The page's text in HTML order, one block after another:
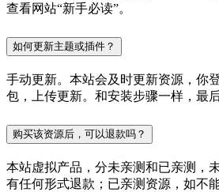
查看网站“新手必读”。
如何更新主题或插件？
手动更新。本站会及时更新资源，你
包，上传更新。和安装步骤一样，最
购买该资源后，可以退款吗？
本站虚拟产品，分未亲测和已亲测，
有任何形式退款；已亲测资源，如不